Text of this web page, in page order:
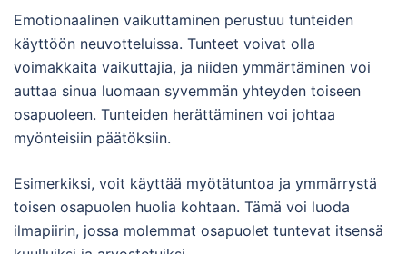
Emotionaalinen vaikuttaminen perustuu tunteiden
käyttöön neuvotteluissa. Tunteet voivat olla
voimakkaita vaikuttajia, ja niiden ymmärtäminen voi
auttaa sinua luomaan syvemmän yhteyden toiseen
osapuoleen. Tunteiden herättäminen voi johtaa
myönteisiin päätöksiin.
Esimerkiksi, voit käyttää myötätuntoa ja ymmärrystä
toisen osapuolen huolia kohtaan. Tämä voi luoda
ilmapiirin, jossa molemmat osapuolet tuntevat itsensä